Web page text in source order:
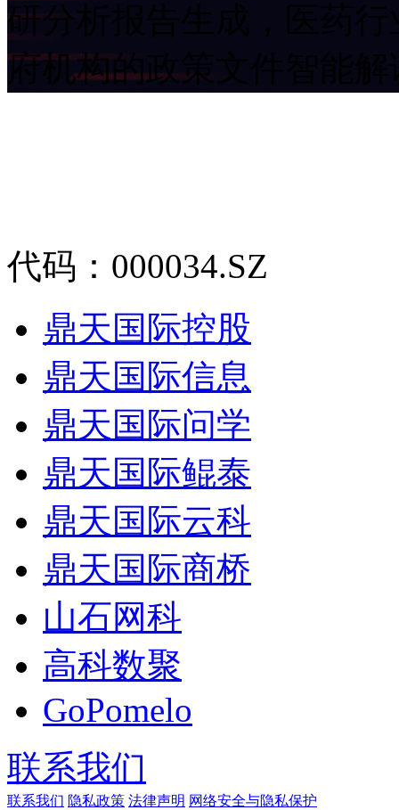
研分析报告生成，医药
府机构的政策文件智能解
代码：000034.SZ
鼎天国际控股
鼎天国际信息
鼎天国际问学
鼎天国际鲲泰
鼎天国际云科
鼎天国际商桥
山石网科
高科数聚
GoPomelo
联系我们
联系我们 隐私政策 法律声明 网络安全与隐私保护